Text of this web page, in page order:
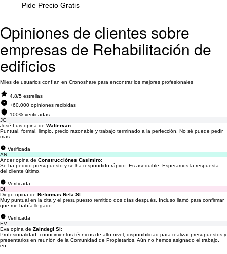
Pide Precio Gratis
Opiniones de clientes sobre
empresas de Rehabilitación de
edificios
Miles de usuarios confían en Cronoshare para encontrar los mejores profesionales
4.8/5 estrellas
+60.000 opiniones recibidas
100% verificadas
JG
José Luis opina de Waltervan:
Puntual, formal, limpio, precio razonable y trabajo terminado a la perfección. No sé puede pedir
mas
Verificada
AN
Ander opina de Construcciónes Casimiro:
Se ha pedido presupuesto y se ha respondido rápido. Es asequible. Esperamos la respuesta
del cliente último.
Verificada
DI
Diego opina de Reformas Nela Sl:
Muy puntual en la cita y el presupuesto remitido dos días después. Incluso llamó para confirmar
que me había llegado.
Verificada
EV
Eva opina de Zaindegi Sl:
Profesionalidad, conocimientos técnicos de alto nivel, disponibilidad para realizar presupuestos y
presentarlos en reunión de la Comunidad de Propietarios. Aún no hemos asignado el trabajo,
en...